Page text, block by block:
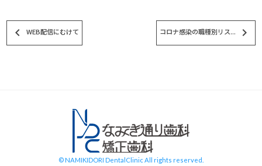
keyboard_arrow_left WEB配信にむけて コロナ感染の職種別リス... keyboard_arrow_right
© NAMIKIDORI DentalClinic All rights reserved.